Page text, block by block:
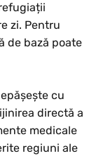
zi. Pentru
de bază poate
cu
directă a
medicale
regiuni ale